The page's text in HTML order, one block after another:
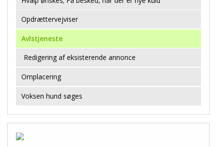
Opdrættervejviser
Avlstjeneste
Redigering af eksisterende annonce
Omplacering
Voksen hund søges